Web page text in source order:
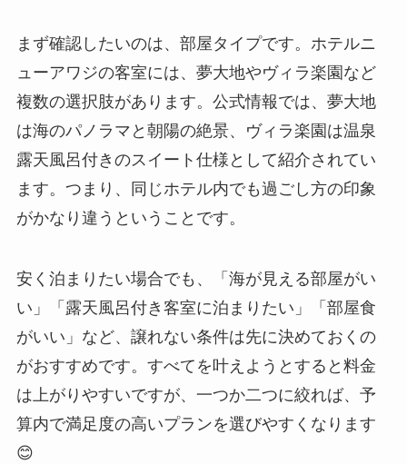
まず確認したいのは、部屋タイプです。ホテルニ
ューアワジの客室には、夢大地やヴィラ楽園など
複数の選択肢があります。公式情報では、夢大地
は海のパノラマと朝陽の絶景、ヴィラ楽園は温泉
露天風呂付きのスイート仕様として紹介されてい
ます。つまり、同じホテル内でも過ごし方の印象
がかなり違うということです。
安く泊まりたい場合でも、「海が見える部屋がい
い」「露天風呂付き客室に泊まりたい」「部屋食
がいい」など、譲れない条件は先に決めておくの
がおすすめです。すべてを叶えようとすると料金
は上がりやすいですが、一つか二つに絞れば、予
算内で満足度の高いプランを選びやすくなります
😊